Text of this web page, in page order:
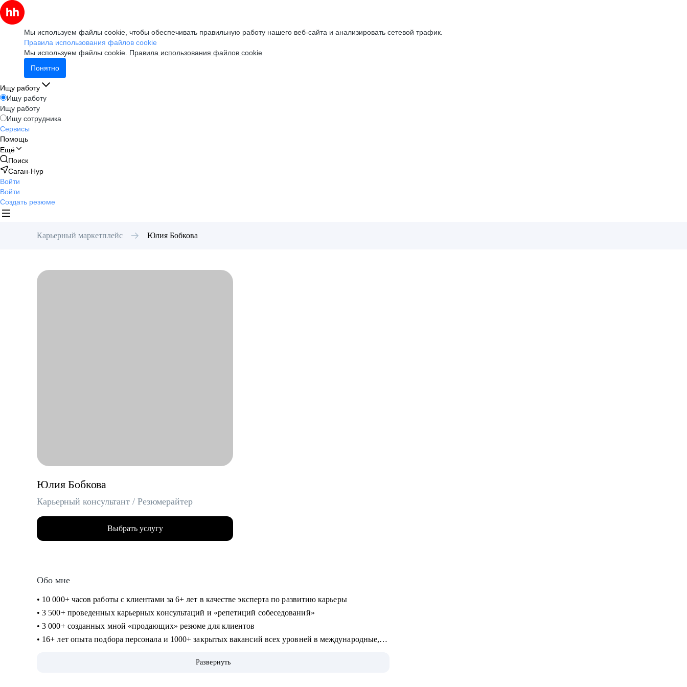
Мы используем файлы cookie, чтобы обеспечивать правильную работу нашего веб-сайта и анализировать сетевой трафик.
Правила использования файлов cookie
Мы используем файлы cookie. Правила использования файлов cookie
Понятно
Ищу работу
Ищу работу
Ищу работу
Ищу сотрудника
Сервисы
Помощь
Ещё
Поиск
Саган-Нур
Войти
Войти
Создать резюме
Карьерный маркетплейс Юлия Бобкова
Юлия Бобкова
Карьерный консультант / Резюмерайтер
Выбрать услугу
Обо мне
• 10 000+ часов работы с клиентами за 6+ лет в качестве эксперта по развитию карьеры
• 3 500+ проведенных карьерных консультаций и «репетиций собеседований»
• 3 000+ созданных мной «продающих» резюме для клиентов
• 16+ лет опыта подбора персонала и 1000+ закрытых вакансий всех уровней в международные,
• Профильное высшее (управление персоналом) и бизнес-образование (карьерное
Развернуть